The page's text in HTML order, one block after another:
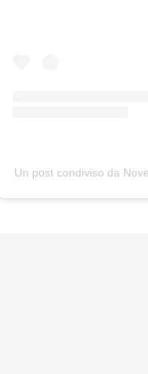
Un post condiviso da